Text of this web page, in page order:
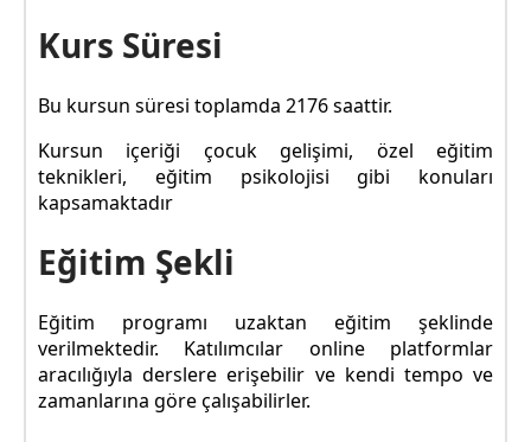
Kurs Süresi
Bu kursun süresi toplamda 2176 saattir.
Kursun içeriği çocuk gelişimi, özel eğitim
teknikleri, eğitim psikolojisi gibi konuları
kapsamaktadır
Eğitim Şekli
Eğitim programı uzaktan eğitim şeklinde
verilmektedir. Katılımcılar online platformlar
aracılığıyla derslere erişebilir ve kendi tempo ve
zamanlarına göre çalışabilirler.